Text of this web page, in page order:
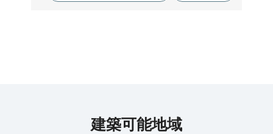
建築可能地域